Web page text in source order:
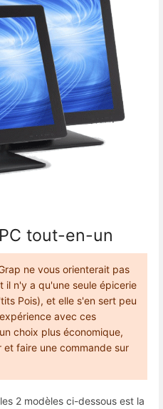
tout-en-un
ne vous orienterait pas
il n'y a qu'une seule épicerie
Pois), et elle s'en sert peu
avec ces
choix plus économique,
faire une commande sur
2 modèles ci-dessous est la